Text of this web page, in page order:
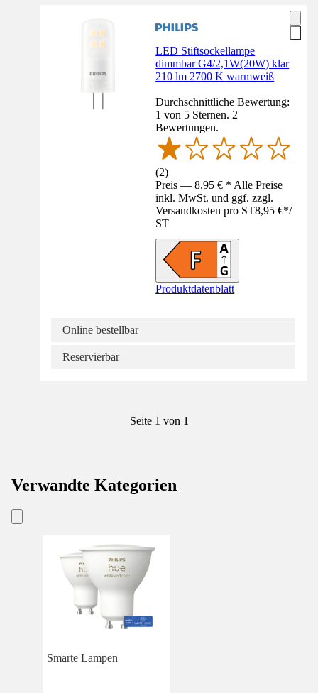
LED Stiftsockellampe
dimmbar G4/2,1W(20W) klar
210 lm 2700 K warmweiß
Durchschnittliche Bewertung:
1 von 5 Sternen. 2
Bewertungen.
(2)
Preis — 8,95 € * Alle Preise
inkl. MwSt. und ggf. zzgl.
Versandkosten pro ST8,95 €*/
ST
Produktdatenblatt
Online bestellbar
Reservierbar
Seite 1 von 1
Verwandte Kategorien
Smarte Lampen